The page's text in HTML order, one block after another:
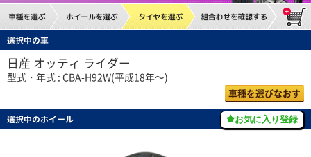
選択中の車
日産 オッティ ライダー
型式・年式 : CBA-H92W(平成18年～)
車種を選びなおす
選択中のホイール お気に入り登録